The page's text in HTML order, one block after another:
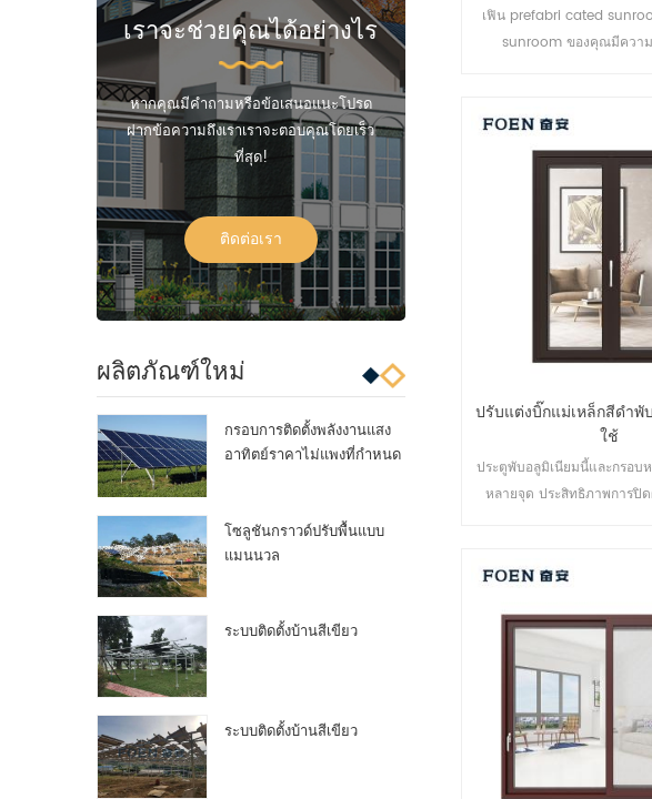
เราจะช่วยคุณได้อย่างไร
หากคุณมีคำถามหรือข้อเสนอแนะโปรด
ฝากข้อความถึงเราเราจะตอบคุณโดยเร็ว
ที่สุด!
ติดต่อเรา
ผลิตภัณฑ์ใหม่
กรอบการติดตั้งพลังงานแสง
อาทิตย์ราคาไม่แพงที่กำหนด
โซลูชันกราวด์ปรับพื้นแบบ
แมนนวล
ระบบติดตั้งบ้านสีเขียว
ระบบติดตั้งบ้านสีเขียว
เฟิน prefabri cated
sunroom ของคุณมีควา
ปรับแต่งบิ๊กแม่เหล็กสีดำ
ใช้
ประตูพับอลูมิเนียมนี้และกรอบ
หลายจุด ประสิทธิภาพการปิ
สถาปัตยกรรมที่แตกต่